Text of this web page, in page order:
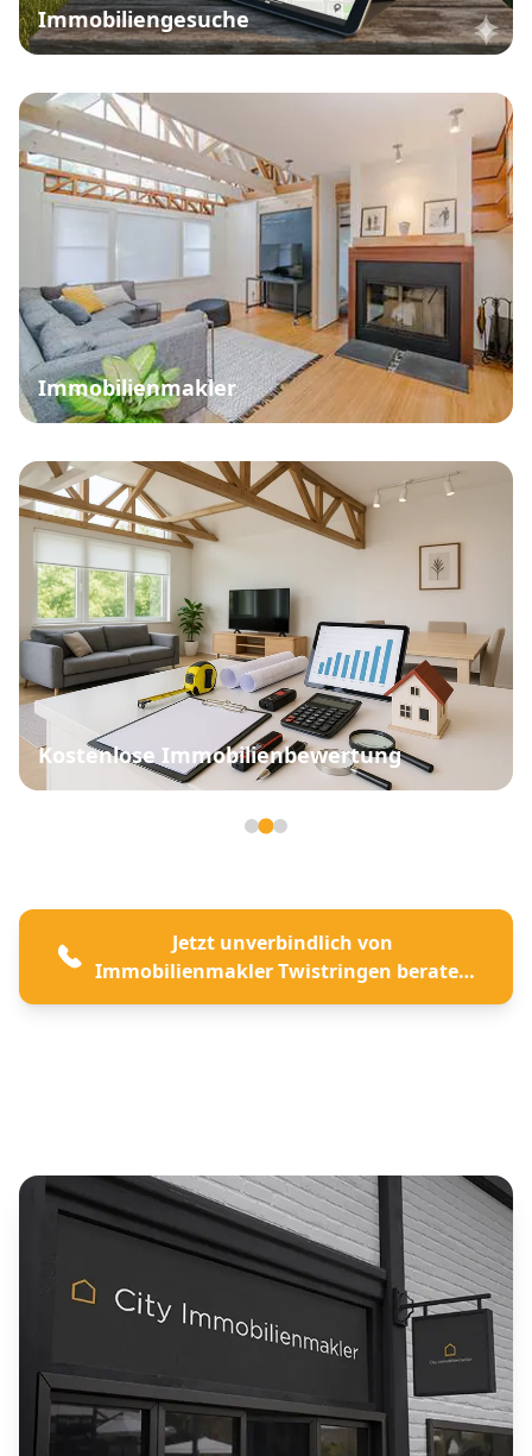
Immobiliengesuche
Immobilienmakler
Kostenlose Immobilienbewertung
Jetzt unverbindlich von
Immobilienmakler Twistringen beraten
lassen